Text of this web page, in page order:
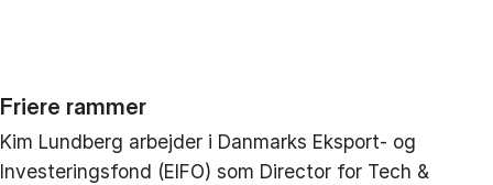
Friere rammer
Kim Lundberg arbejder i Danmarks Eksport- og
Investeringsfond (EIFO) som Director for Tech &